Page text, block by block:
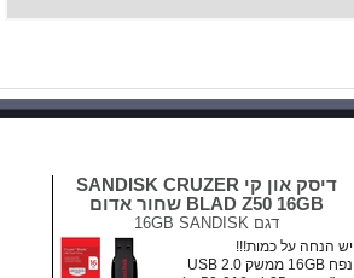
דיסק און קי SANDISK CRUZER
BLAD Z50 16GB שחור אדום
דגם16GB SANDISK
יש הנחה על כמות!!!
נפח 16GB ממשק USB 2.0